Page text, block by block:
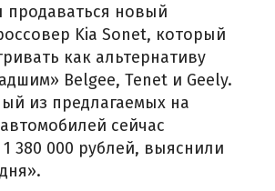
продаваться новый
Kia Sonet, который
как альтернативу
Belgee, Tenet и Geely.
из предлагаемых на
сейчас
380 000 рублей, выяснили